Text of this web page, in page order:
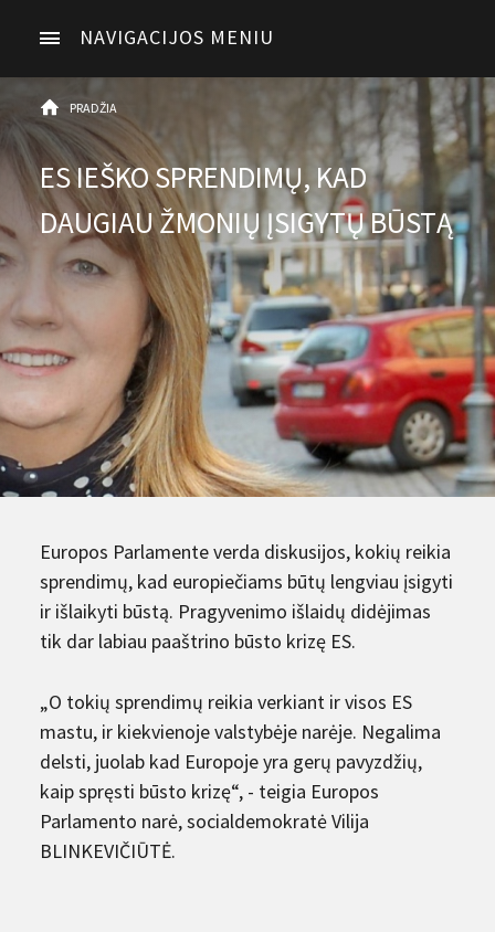
NAVIGACIJOS MENIU
PRADŽIA
ES IEŠKO SPRENDIMŲ, KAD
DAUGIAU ŽMONIŲ ĮSIGYTŲ BŪSTĄ
Europos Parlamente verda diskusijos, kokių reikia
sprendimų, kad europiečiams būtų lengviau įsigyti
ir išlaikyti būstą. Pragyvenimo išlaidų didėjimas
tik dar labiau paaštrino būsto krizę ES.
„O tokių sprendimų reikia verkiant ir visos ES
mastu, ir kiekvienoje valstybėje narėje. Negalima
delsti, juolab kad Europoje yra gerų pavyzdžių,
kaip spręsti būsto krizę“, - teigia Europos
Parlamento narė, socialdemokratė Vilija
BLINKEVIČIŪTĖ.